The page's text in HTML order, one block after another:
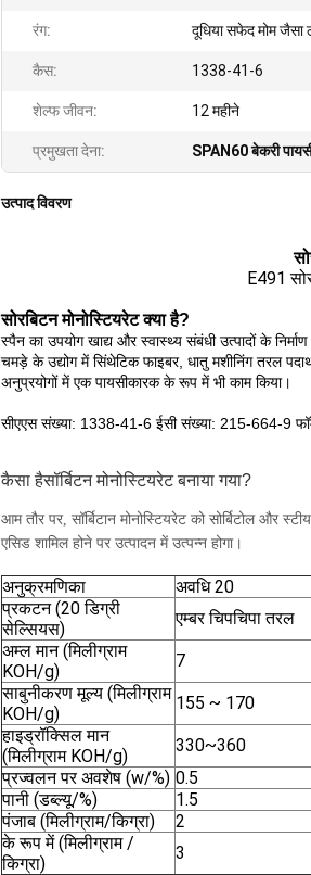
रंग: दूधिया सफेद मोम जैसा
कैस: 1338-41-6
शेल्फ जीवन: 12 महीने
प्रमुखता देना: SPAN60 बेकरी
उत्पाद विवरण
E491
सोरबिटन मोनोस्टियरेट क्या है?
स्पैन का उपयोग खाद्य और स्वास्थ्य संबंधी उत्पादों के
चमड़े के उद्योग में सिंथेटिक फाइबर, धातु मशीनिंग तरल
अनुप्रयोगों में एक पायसीकारक के रूप में भी काम किया।
सीएएस संख्या: 1338-41-6 ईसी संख्या: 215-664-9
कैसा हैसॉर्बिटन मोनोस्टियरेट बनाया गया?
आम तौर पर, सॉर्बिटान मोनोस्टियरेट को सोर्बिटोल और
एसिड शामिल होने पर उत्पादन में उत्पन्न होगा।
अनुक्रमणिका अवधि 20
प्रकटन (20 डिग्री
सेल्सियस)
एम्बर चिपचिपा तरल
अम्ल मान (मिलीग्राम
KOH/g)
7
साबुनीकरण मूल्य (मिलीग्राम
KOH/g)
155 ~ 170
हाइड्रॉक्सिल मान
(मिलीग्राम KOH/g)
330~360
प्रज्वलन पर अवशेष (w/%) 0.5
पानी (डब्ल्यू/%)
1.5
पंजाब (मिलीग्राम/किग्रा)
2
के रूप में (मिलीग्राम /
किग्रा)
3